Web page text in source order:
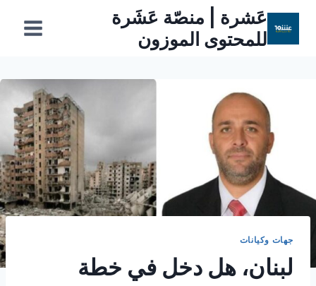
المحتوى
عَشرة | منصّة عَشَرة
للمحتوى الموزون
جهات وكيانات
لبنان، هل دخل في خطة